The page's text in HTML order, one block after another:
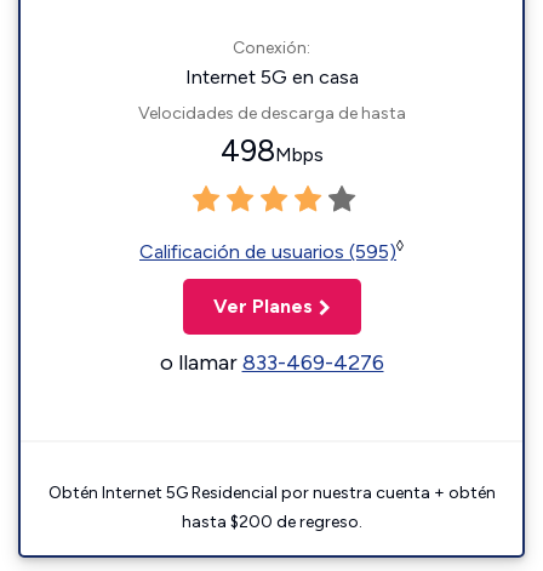
Conexión:
Internet 5G en casa
Velocidades de descarga de hasta
498Mbps
Calificación de usuarios (595)◊
Ver Planes
o llamar833-469-4276
Obtén Internet 5G Residencial por nuestra cuenta + obtén
hasta $200 de regreso.